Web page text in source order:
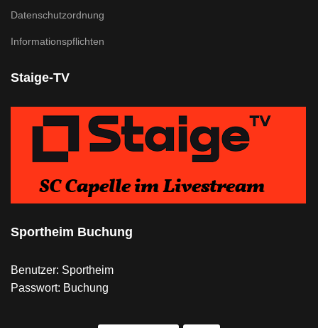
Datenschutzordnung
Informationspflichten
Staige-TV
Sportheim Buchung
Benutzer: Sportheim
Passwort: Buchung